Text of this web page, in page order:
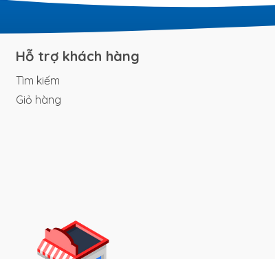
Hỗ trợ khách hàng
Tìm kiếm
Giỏ hàng